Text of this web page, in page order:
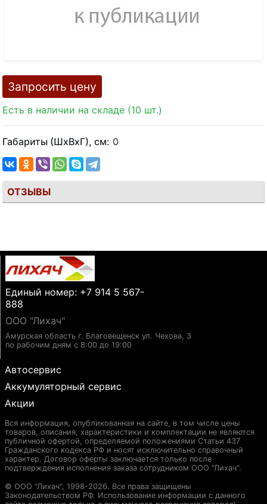
Запросить цену
Есть в наличии на складе (10 шт.)
Габариты (ШхВхГ), см: 0
ОТЗЫВЫ
Единый номер: +7 914 5 567-
888
ООО "Лихач"
Амурская область г. Благовещенск ул. Чехова, 3
по рабочим дням с 8:00 до 19:00
Автосервис
Аккумуляторный сервис
Акции
Вся информация, опубликованная на сайте, в том числе цены
товаров, описания, характеристики и комплектации не являются
публичной офертой, определяемой положениями Статьи 437
Гражданского кодекса РФ и носят исключительно справочный
характер. Договор оферты заключается только после
подтверждения исполнения заказа сотрудником ООО "Лихач".
© ООО "Лихач", 1998-2026. Все права защищены
Законодательством РФ. Использование информации с данного